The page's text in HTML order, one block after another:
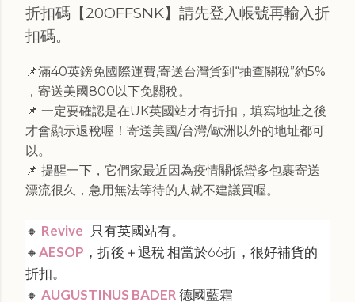
折扣碼【20OFFSNK】請先登入帳號再輸入折
扣碼。
📌滿40英鎊免國際運費,寄送台灣貨到“抽查關稅”約5%
，寄送美國800以下免關稅。
📌 一定要確認是在UK英國站才有折扣，填寫地址之後
才會顯示退稅喔！寄送美國/台灣/歐洲以外的地址都可
以。
📌 提醒一下，它們家最近因為疫情關係蠻多包裹寄送
漂流很久，急用無法等待的人就不建議買喔。
🔸 Revive 只有英國站有。
🔸AESOP ， 折後＋退稅 相當於66折，很好補貨的
折扣。
🔸 AUGUSTINUS BADER德國藍霜